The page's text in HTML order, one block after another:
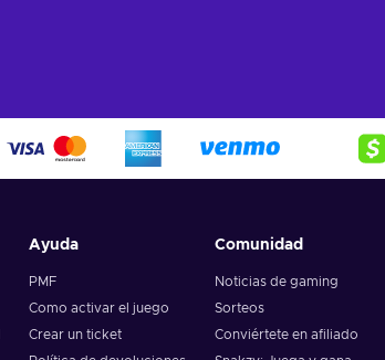
Ayuda
PMF
Como activar el juego
Crear un ticket
Comunidad
Noticias de gaming
Sorteos
Conviértete en afiliado